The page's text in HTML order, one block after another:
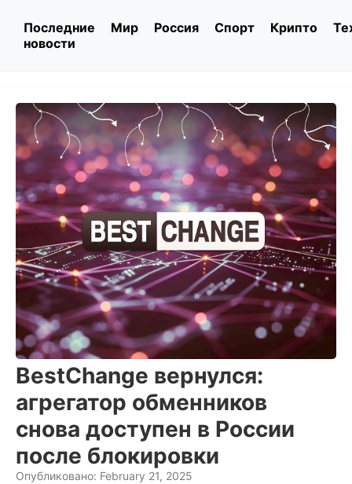
Последние
новости
Мир Россия Спорт Крипто
BestChange вернулся:
агрегатор обменников
снова доступен в России
после блокировки
Опубликовано: February 21, 2025